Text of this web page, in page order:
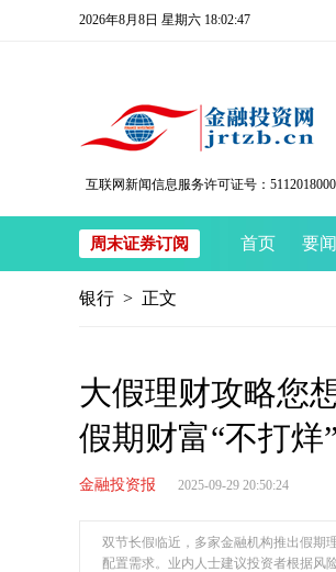
2026年8月8日 星期六 18:02:48
互联网新闻信息服务许可证号：
周末证券订阅 首页 要闻
银行 > 正文
大假理财攻略您
假期财富“不打烊”
金融投资报 2025-09-29 20:50:24
双节长假临近，多家金融机构推出假期
配置需求。业内人士建议投资者根据风